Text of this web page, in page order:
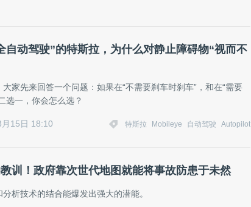
自动驾驶”的特斯拉，为什么对静止障碍物“视而不
家先来回答一个问题：如果在“不需要刹车时刹车”，和在“需要
选一，你会怎么选？
月15日 18:10 特斯拉 Mobileye 自动驾驶 Autopilot
训！政府靠次世代地图就能将事故防患于未然
析技术的结合能爆发出强大的潜能。